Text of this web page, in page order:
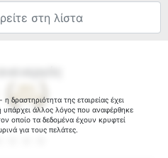
δραστηριότητα της εταιρείας έχει
υπάρχει άλλος λόγος που αναφέρθηκε
οποίο τα δεδομένα έχουν κρυφτεί
για τους πελάτες.